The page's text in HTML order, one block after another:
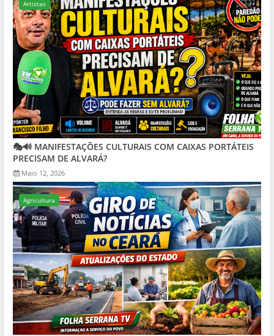
Artistas
🎭🔊 MANIFESTAÇÕES CULTURAIS COM CAIXAS PORTÁTEIS
PRECISAM DE ALVARÁ?
Maio 12, 2026
Agricultura